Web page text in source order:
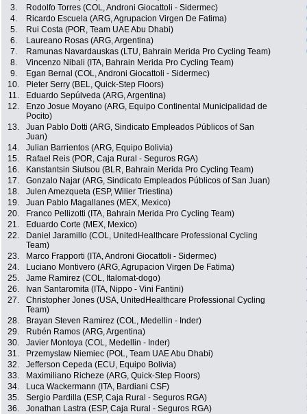
3.
Rodolfo Torres (COL, Androni Giocattoli - Sidermec)
4.
Ricardo Escuela (ARG, Agrupacion Virgen De Fatima)
5.
Rui Costa (POR, Team UAE Abu Dhabi)
6.
Laureano Rosas (ARG, Argentina)
7.
Ramunas Navardauskas (LTU, Bahrain Merida Pro Cycling Team)
8.
Vincenzo Nibali (ITA, Bahrain Merida Pro Cycling Team)
9.
Egan Bernal (COL, Androni Giocattoli - Sidermec)
10.
Pieter Serry (BEL, Quick-Step Floors)
11.
Eduardo Sepúlveda (ARG, Argentina)
12.
Enzo Josue Moyano (ARG, Equipo Continental Municipalidad de
Pocito)
13.
Juan Pablo Dotti (ARG, Sindicato Empleados Públicos of San
Juan)
14. Julian Barrientos (ARG, Equipo Bolivia)
15.
Rafael Reis (POR, Caja Rural - Seguros RGA)
16.
Kanstantsin Siutsou (BLR, Bahrain Merida Pro Cycling Team)
17.
Gonzalo Najar (ARG, Sindicato Empleados Públicos of San Juan)
18.
Julen Amezqueta (ESP, Wilier Triestina)
19.
Juan Pablo Magallanes (MEX, Mexico)
20.
Franco Pellizotti (ITA, Bahrain Merida Pro Cycling Team)
21.
Eduardo Corte (MEX, Mexico)
22.
Daniel Jaramillo (COL, UnitedHealthcare Professional Cycling
Team)
23. Marco Frapporti (ITA, Androni Giocattoli - Sidermec)
24.
Luciano Montivero (ARG, Agrupacion Virgen De Fatima)
25.
Jame Ramirez (COL, Italomat-dogo)
26.
Ivan Santaromita (ITA, Nippo - Vini Fantini)
27.
Christopher Jones (USA, UnitedHealthcare Professional Cycling
Team)
28. Brayan Steven Ramirez (COL, Medellin - Inder)
29.
Rubén Ramos (ARG, Argentina)
30.
Javier Montoya (COL, Medellin - Inder)
31.
Przemyslaw Niemiec (POL, Team UAE Abu Dhabi)
32.
Jefferson Cepeda (ECU, Equipo Bolivia)
33.
Maximiliano Richeze (ARG, Quick-Step Floors)
34.
Luca Wackermann (ITA, Bardiani CSF)
35.
Sergio Pardilla (ESP, Caja Rural - Seguros RGA)
36.
Jonathan Lastra (ESP, Caja Rural - Seguros RGA)